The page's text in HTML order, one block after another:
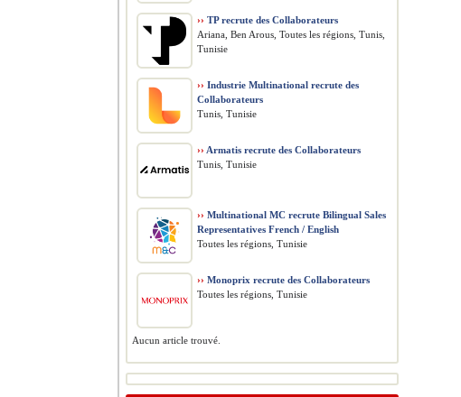
›› TP recrute des Collaborateurs
Ariana, Ben Arous, Toutes les régions, Tunis,
Tunisie
›› Industrie Multinational recrute des
Collaborateurs
Tunis, Tunisie
›› Armatis recrute des Collaborateurs
Tunis, Tunisie
›› Multinational MC recrute Bilingual Sales
Representatives French / English
Toutes les régions, Tunisie
›› Monoprix recrute des Collaborateurs
Toutes les régions, Tunisie
Aucun article trouvé.